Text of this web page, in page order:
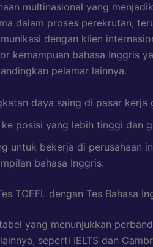
multinasional yang
dalam proses perekrutan,
dengan klien
kemampuan bahasa Inggris
pelamar lainnya.
daya saing di pasar kerja
ke posisi yang lebih tinggi dan
untuk bekerja di perusahaan
bahasa Inggris.
TOEFL dengan Tes Bahasa
yang menunjukkan
seperti IELTS dan